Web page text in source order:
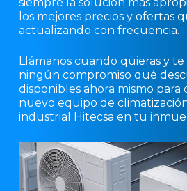
los mejores precios y ofertas
actualizando con frecuencia.
Llámanos cuando quieras y te
ningún compromiso qué
disponibles ahora mismo para
nuevo equipo de
industrial Hitecsa en tu